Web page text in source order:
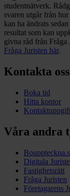
studentnätverk.
svaren utgår från
kan ha ändrats
resultat som kan
givna råd från Fråga
Fråga Juristen här.
Kontakta oss
Boka tid
Hitta kontor
Våra andra
Digitala
Fastighetsrätt
Fråga Juristen
Företagarens